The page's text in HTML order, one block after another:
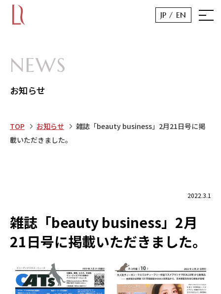
JP / EN
NEWS
お知らせ
TOP お知らせ
雑誌「beauty business」2月21日号に掲
載いただきました。
2022.3.1
雑誌「beauty business」2月
21日号に掲載いただきました。